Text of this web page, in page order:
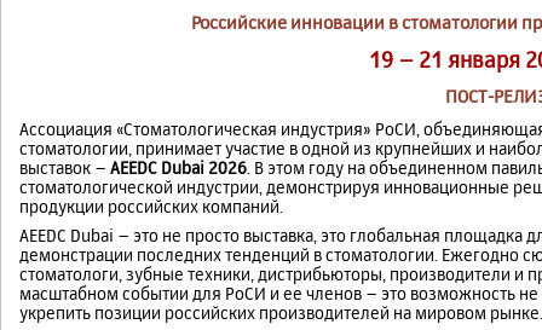
Российские инновации в стоматологии
19 – 21 января
ПОСТ-
Ассоциация «Стоматологическая индустрия» РоСИ,
стоматологии, принимает участие в одной из крупнейших и
выставок – AEEDC Dubai 2026 . В этом году на объединенном
стоматологической индустрии, демонстрируя инновационные
продукции российских компаний.
AEEDC Dubai – это не просто выставка, это глобальная
демонстрации последних тенденций в стоматологии. Ежегодно
стоматологи, зубные техники, дистрибьюторы, производители и
масштабном событии для РоСИ и ее членов – это возможность
укрепить позиции российских производителей на мировом рынке.